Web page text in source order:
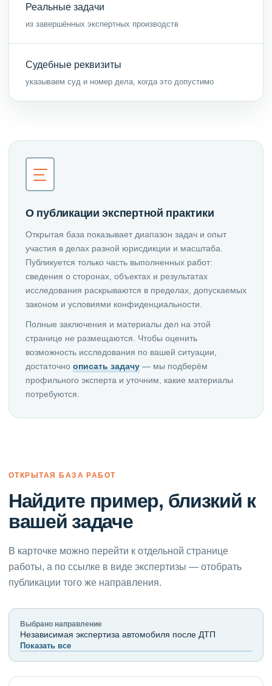
Реальные задачи
из завершённых экспертных производств
Судебные реквизиты
указываем суд и номер дела, когда это допустимо
О публикации экспертной практики
Открытая база показывает диапазон задач и опыт
участия в делах разной юрисдикции и масштаба.
Публикуется только часть выполненных работ:
сведения о сторонах, объектах и результатах
исследования раскрываются в пределах, допускаемых
законом и условиями конфиденциальности.
Полные заключения и материалы дел на этой
странице не размещаются. Чтобы оценить
возможность исследования по вашей ситуации,
достаточно описать задачу — мы подберём
профильного эксперта и уточним, какие материалы
потребуются.
ОТКРЫТАЯ БАЗА РАБОТ
Найдите пример, близкий к
вашей задаче
В карточке можно перейти к отдельной странице
работы, а по ссылке в виде экспертизы — отобрать
публикации того же направления.
Выбрано направление
Независимая экспертиза автомобиля после ДТП
Показать все